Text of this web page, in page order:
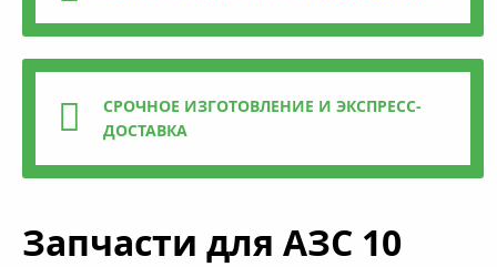
СРОЧНОЕ ИЗГОТОВЛЕНИЕ И ЭКСПРЕСС-
ДОСТАВКА
Запчасти для АЗС 10